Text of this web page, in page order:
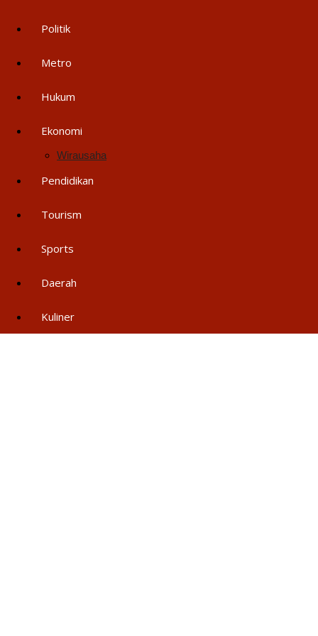
Politik
Metro
Hukum
Ekonomi
Wirausaha
Pendidikan
Tourism
Sports
Daerah
Kuliner